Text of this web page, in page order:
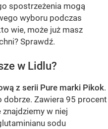
spostrzeżenia mogą
wyboru podczas
wie, może już masz
Sprawdź.
w Lidlu?
z serii Pure marki Pikok.
dobrze. Zawiera 95 procent
w niej
sodu